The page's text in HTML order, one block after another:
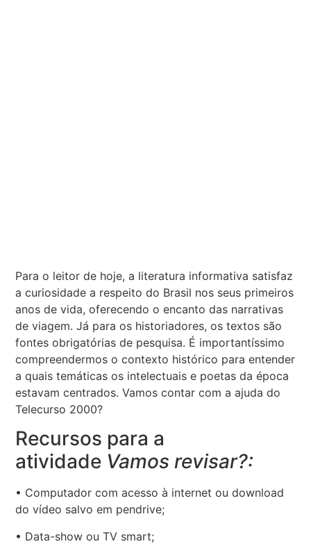
Para o leitor de hoje, a literatura informativa satisfaz
a curiosidade a respeito do Brasil nos seus primeiros
anos de vida, oferecendo o encanto das narrativas
de viagem. Já para os historiadores, os textos são
fontes obrigatórias de pesquisa. É importantíssimo
compreendermos o contexto histórico para entender
a quais temáticas os intelectuais e poetas da época
estavam centrados. Vamos contar com a ajuda do
Telecurso 2000?
Recursos para a
atividade Vamos revisar?:
• Computador com acesso à internet ou download
do vídeo salvo em pendrive;
• Data-show ou TV smart;